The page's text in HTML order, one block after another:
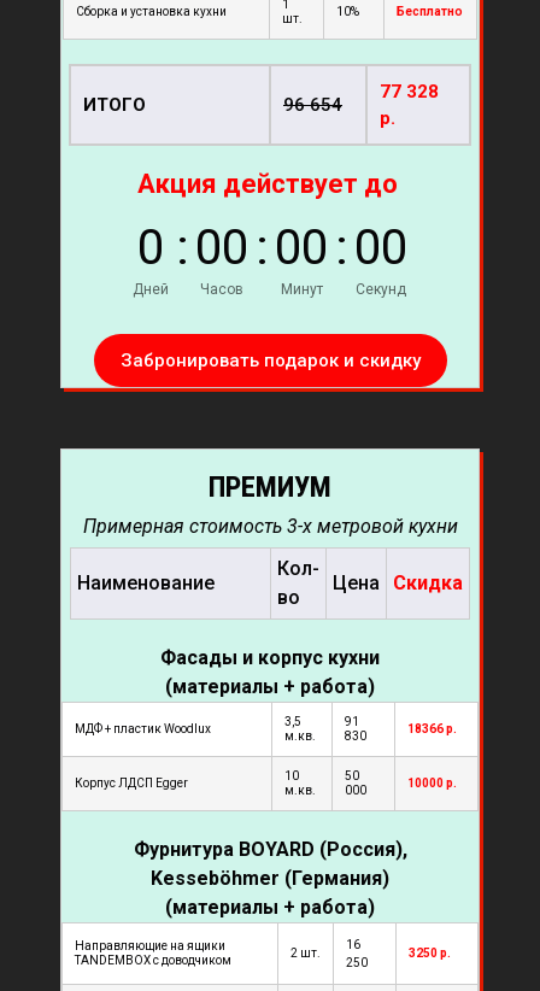
Сборка и установка кухни
1
шт.
10% Бесплатно
ИТОГО 96 654
77 328
р.
Акция действует до
0
Дней
: 00
Часов
: 00
Минут
: 00
Секунд
Забронировать подарок и скидку
ПРЕМИУМ
Примерная стоимость 3-х метровой кухни
Наименование
Кол-
во
Цена Скидка
Фасады и корпус кухни
(материалы + работа)
МДФ + пластик Woodlux
3,5
м.кв.
91
830
18366 р.
Корпус ЛДСП Egger
10
м.кв.
50
000
10000 р.
Фурнитура BOYARD (Россия),
Kesseböhmer (Германия)
(материалы + работа)
Направляющие на ящики
TANDEMBOX с доводчиком
2 шт.
16
250
3250 р.